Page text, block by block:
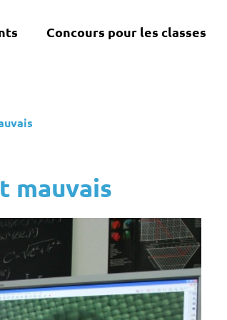
Concours pour les classes
mauvais